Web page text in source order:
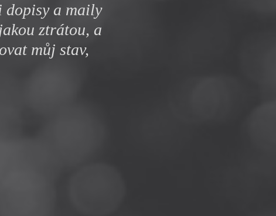
dopisy a maily
ztrátou, a
můj stav,